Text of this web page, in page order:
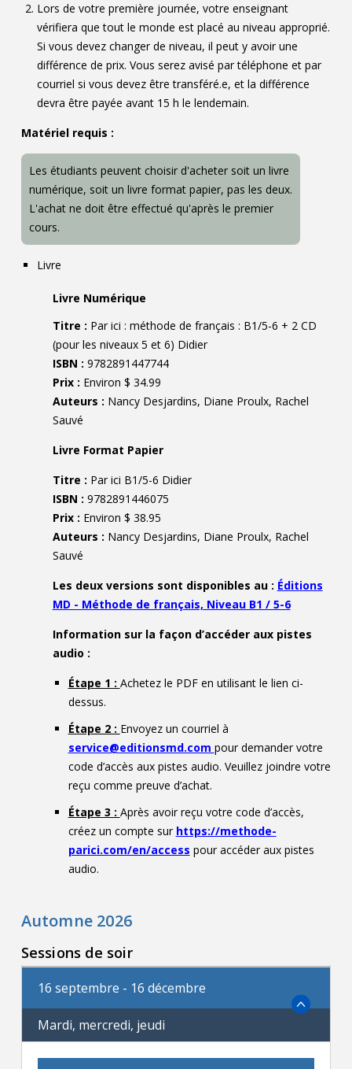
Lors de votre première journée, votre enseignant
vérifiera que tout le monde est placé au niveau approprié.
Si vous devez changer de niveau, il peut y avoir une
différence de prix. Vous serez avisé par téléphone et par
courriel si vous devez être transféré.e, et la différence
devra être payée avant 15 h le lendemain.
Matériel requis :
Les étudiants peuvent choisir d'acheter soit un livre
numérique, soit un livre format papier, pas les deux.
L'achat ne doit être effectué qu'après le premier
cours.
Livre
Livre Numérique
Titre : Par ici : méthode de français : B1/5-6 + 2 CD
(pour les niveaux 5 et 6) Didier
ISBN : 9782891447744
Prix : Environ $ 34.99
Auteurs : Nancy Desjardins, Diane Proulx, Rachel
Sauvé
Livre Format Papier
Titre : Par ici B1/5-6 Didier
ISBN : 9782891446075
Prix : Environ $ 38.95
Auteurs : Nancy Desjardins, Diane Proulx, Rachel
Sauvé
Les deux versions sont disponibles au : Éditions
MD - Méthode de français, Niveau B1 / 5-6
Information sur la façon d’accéder aux pistes
audio :
Étape 1 : Achetez le PDF en utilisant le lien ci-
dessus.
Étape 2 : Envoyez un courriel à
service@editionsmd.com pour demander votre
code d’accès aux pistes audio. Veuillez joindre votre
reçu comme preuve d’achat.
Étape 3 : Après avoir reçu votre code d’accès,
créez un compte sur https://methode-
parici.com/en/access pour accéder aux pistes
audio.
Automne 2026
Sessions de soir
16 septembre - 16 décembre
Mardi, mercredi, jeudi